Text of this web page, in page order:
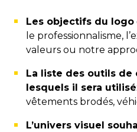
Les objectifs du logo
le professionnalisme,
valeurs ou notre
La liste des outils
lesquels il sera utilisé
vêtements brodés,
L’univers visuel